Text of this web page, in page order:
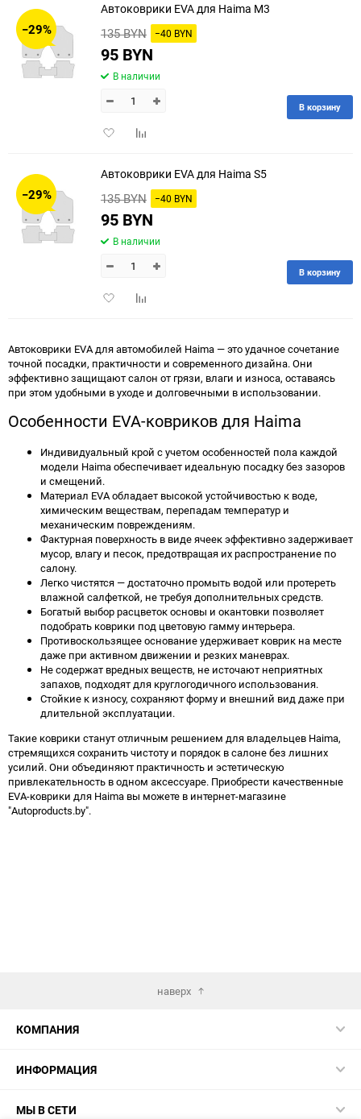
−29%
Автоковрики EVA для Haima M3
135 BYN −40 BYN
95 BYN
В наличии
ДобавитьДобавить
В корзину
−29%
Автоковрики EVA для Haima S5
135 BYN −40 BYN
95 BYN
В наличии
ДобавитьДобавить
В корзину
Автоковрики EVA для автомобилей Haima — это удачное сочетание
точной посадки, практичности и современного дизайна. Они
эффективно защищают салон от грязи, влаги и износа, оставаясь
при этом удобными в уходе и долговечными в использовании.
Особенности EVA-ковриков для Haima
Индивидуальный крой с учетом особенностей пола каждой
модели Haima обеспечивает идеальную посадку без зазоров
и смещений.
Материал EVA обладает высокой устойчивостью к воде,
химическим веществам, перепадам температур и
механическим повреждениям.
Фактурная поверхность в виде ячеек эффективно задерживает
мусор, влагу и песок, предотвращая их распространение по
салону.
Легко чистятся — достаточно промыть водой или протереть
влажной салфеткой, не требуя дополнительных средств.
Богатый выбор расцветок основы и окантовки позволяет
подобрать коврики под цветовую гамму интерьера.
Противоскользящее основание удерживает коврик на месте
даже при активном движении и резких маневрах.
Не содержат вредных веществ, не источают неприятных
запахов, подходят для круглогодичного использования.
Стойкие к износу, сохраняют форму и внешний вид даже при
длительной эксплуатации.
Такие коврики станут отличным решением для владельцев Haima,
стремящихся сохранить чистоту и порядок в салоне без лишних
усилий. Они объединяют практичность и эстетическую
привлекательность в одном аксессуаре. Приобрести качественные
EVA-коврики для Haima вы можете в интернет-магазине
"Autoproducts.by".
наверх
КОМПАНИЯ
ИНФОРМАЦИЯ
МЫ В СЕТИ